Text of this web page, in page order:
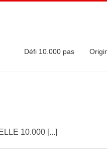
Défi 10.000 pas
10.000 [...]